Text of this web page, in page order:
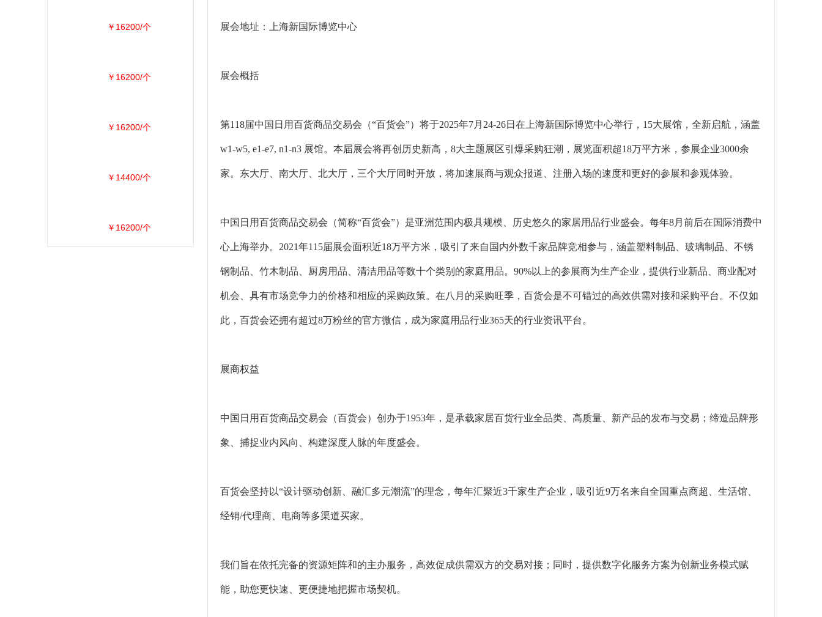
展会地址：上海新国际博览中心
展会概括
第118届中国日用百货商品交易会（“百货会”）将于2025年7月24-26日在上海新国际博览中心举行，15大展馆，全新启航，涵盖
w1-w5, e1-e7, n1-n3 展馆。本届展会将再创历史新高，8大主题展区引爆采购狂潮，展览面积超18万平方米，参展企业3000余
家。东大厅、南大厅、北大厅，三个大厅同时开放，将加速展商与观众报道、注册入场的速度和更好的参展和参观体验。
中国日用百货商品交易会（简称“百货会”）是亚洲范围内极具规模、历史悠久的家居用品行业盛会。每年8月前后在国际消费中
心上海举办。2021年115届展会面积近18万平方米，吸引了来自国内外数千家品牌竞相参与，涵盖塑料制品、玻璃制品、不锈
钢制品、竹木制品、厨房用品、清洁用品等数十个类别的家庭用品。90%以上的参展商为生产企业，提供行业新品、商业配对
机会、具有市场竞争力的价格和相应的采购政策。在八月的采购旺季，百货会是不可错过的高效供需对接和采购平台。不仅如
此，百货会还拥有超过8万粉丝的官方微信，成为家庭用品行业365天的行业资讯平台。
展商权益
中国日用百货商品交易会（百货会）创办于1953年，是承载家居百货行业全品类、高质量、新产品的发布与交易；缔造品牌形
象、捕捉业内风向、构建深度人脉的年度盛会。
百货会坚持以“设计驱动创新、融汇多元潮流”的理念，每年汇聚近3千家生产企业，吸引近9万名来自全国重点商超、生活馆、
经销/代理商、电商等多渠道买家。
我们旨在依托完备的资源矩阵和的主办服务，高效促成供需双方的交易对接；同时，提供数字化服务方案为创新业务模式赋
能，助您更快速、更便捷地把握市场契机。
￥16200/个
￥16200/个
￥16200/个
￥14400/个
￥16200/个